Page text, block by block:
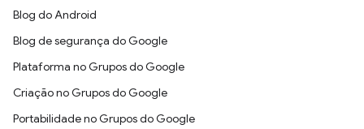
Blog do Android
Blog de segurança do Google
Plataforma no Grupos do Google
Criação no Grupos do Google
Portabilidade no Grupos do Google